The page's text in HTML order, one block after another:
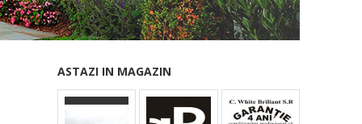
ASTAZI IN MAGAZIN